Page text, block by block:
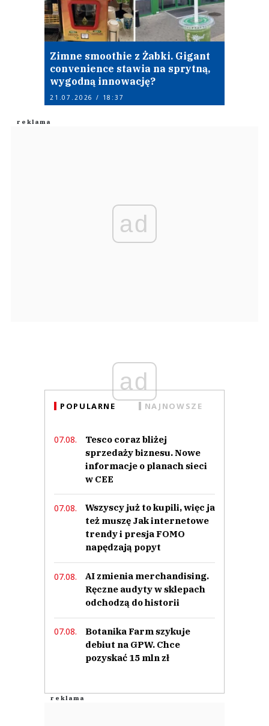
Zimne smoothie z Żabki. Gigant
convenience stawia na sprytną,
wygodną innowację?
21.07.2026 / 18:37
ad
ad
POPULARNE NAJNOWSZE
07.08.
Tesco coraz bliżej
sprzedaży biznesu. Nowe
informacje o planach sieci
w CEE
07.08.
Wszyscy już to kupili, więc ja
też muszę Jak internetowe
trendy i presja FOMO
napędzają popyt
07.08.
AI zmienia merchandising.
Ręczne audyty w sklepach
odchodzą do historii
07.08.
Botanika Farm szykuje
debiut na GPW. Chce
pozyskać 15 mln zł